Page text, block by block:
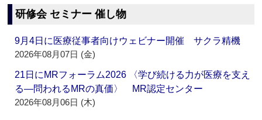
研修会 セミナー 催し物
9月4日に医療従事者向けウェビナー開催 サクラ精機
2026年08月07日 (金)
21日にMRフォーラム2026 〈学び続ける力が医療を支え
る―問われるMRの真価〉 MR認定センター
2026年08月06日 (木)